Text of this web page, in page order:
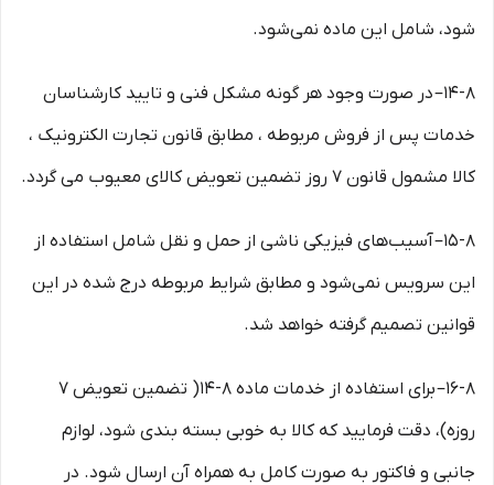
شود، شامل این ماده نمی‌‏شود.
۱۴-۸– در صورت وجود هر گونه مشکل فنی و تایید کارشناسان
خدمات پس از فروش مربوطه ، مطابق قانون تجارت الکترونیک ،
کالا مشمول قانون ۷ روز تضمین تعویض کالای معیوب می گردد.
۱۵-۸– آسیب‏‌های فیزیکی ناشی از حمل و نقل شامل استفاده از
این سرویس نمی‏‌شود و مطابق شرایط مربوطه درج شده در این
قوانین تصمیم گرفته خواهد شد.
۱۶-۸– برای استفاده از خدمات ماده ۸-۱۴( تضمین تعویض ۷
روزه)، دقت فرمایید که کالا به ‏خوبی بسته ‌بندی شود، لوازم
جانبی و فاکتور به صورت کامل به همراه آن ارسال شود. در